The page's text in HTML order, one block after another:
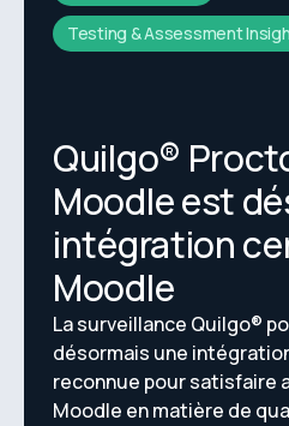
Testing & Assessment
Quilgo®
Moodle est
intégration
Moodle
La surveillance Quilgo®
désormais une
reconnue pour satisfaire
Moodle en matière de